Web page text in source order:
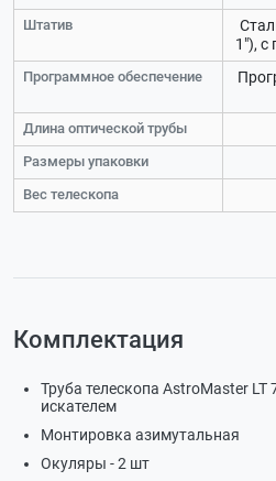
Штатив
1"), с
Программное обеспечение
Длина оптической трубы
Размеры упаковки
Вес телескопа
Комплектация
Труба телескопа AstroMaster
искателем
Монтировка азимутальная
Окуляры - 2 шт